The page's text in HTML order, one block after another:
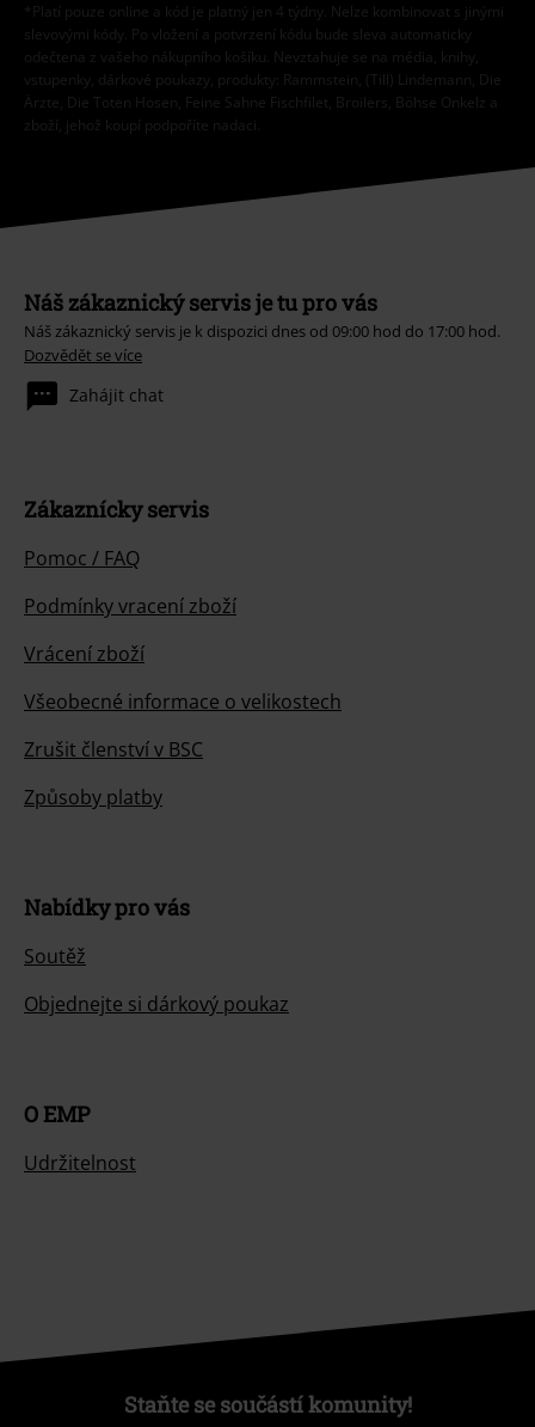
*Platí pouze online a kód je platný jen 4 týdny. Nelze kombinovat s jinými
slevovými kódy. Po vložení a potvrzení kódu bude sleva automaticky
odečtena z vašeho nákupního košíku. Nevztahuje se na média, knihy,
vstupenky, dárkové poukazy, produkty: Rammstein, (Till) Lindemann, Die
Ärzte, Die Toten Hosen, Feine Sahne Fischfilet, Broilers, Böhse Onkelz a
zboží, jehož koupí podpoříte nadaci.
Náš zákaznický servis je tu pro vás
Náš zákaznický servis je k dispozici dnes od 09:00 hod do 17:00 hod.
Dozvědět se více
Zahájit chat
Zákaznícky servis
Pomoc / FAQ
Podmínky vracení zboží
Vrácení zboží
Všeobecné informace o velikostech
Zrušit členství v BSC
Způsoby platby
Nabídky pro vás
Soutěž
Objednejte si dárkový poukaz
O EMP
Udržitelnost
Staňte se součástí komunity!